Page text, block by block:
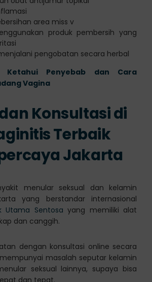
area miss v
produk pembersih yang
pengobatan secara herbal
Ketahui Penyebab dan Cara
Vagina
Konsultasi di
Terbaik
Jakarta
menular seksual dan kelamin
yang berstandar internasional
Utama Sentosa yang memiliki alat
dan canggih.
dengan konsultasi online secara
masalah seputar kelamin
seksual lainnya, supaya bisa
dan tepat.